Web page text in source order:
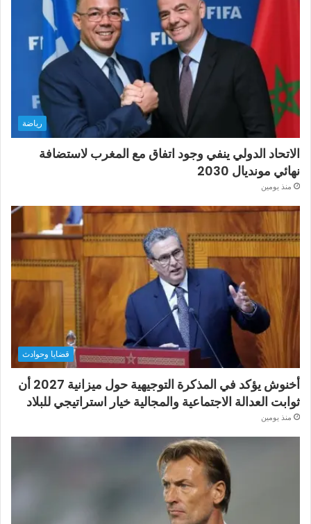
رياضة
الاتحاد الدولي ينفي وجود اتفاق مع المغرب لاستضافة
نهائي مونديال 2030
منذ يومين
قضايا وحوادث
أخنوش يؤكد في المذكرة التوجيهية حول ميزانية 2027 أن
ثوابت العدالة الاجتماعية والمجالية خيار استراتيجي للبلاد
منذ يومين